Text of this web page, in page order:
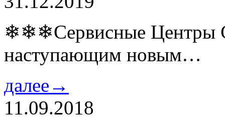
❄❄❄Сервисные Центры
наступающим новым…
далее→
11.09.2018